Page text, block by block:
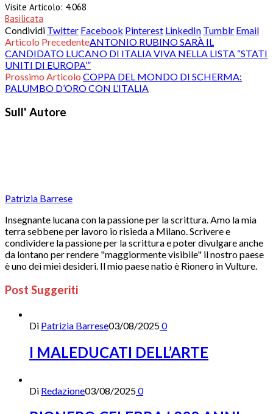
Visite Articolo: 4.068
Basilicata
Condividi Twitter Facebook Pinterest LinkedIn Tumblr Email
Articolo PrecedenteANTONIO RUBINO SARÀ IL
CANDIDATO LUCANO DI ITALIA VIVA NELLA LISTA “STATI
UNITI DI EUROPA’”
Prossimo Articolo COPPA DEL MONDO DI SCHERMA:
PALUMBO D’ORO CON L’ITALIA
Sull' Autore
Patrizia Barrese
Insegnante lucana con la passione per la scrittura. Amo la mia
terra sebbene per lavoro io risieda a Milano. Scrivere e
condividere la passione per la scrittura e poter divulgare anche
da lontano per rendere "maggiormente visibile" il nostro paese
è uno dei miei desideri. Il mio paese natio è Rionero in Vulture.
Post Suggeriti
Di Patrizia Barrese03/08/20250
I MALEDUCATI DELL’ARTE
Di Redazione03/08/20250